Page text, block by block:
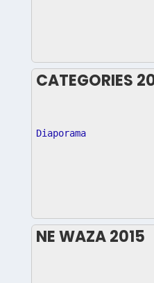
CATEGORIES
Diaporama
NE WAZA 2015